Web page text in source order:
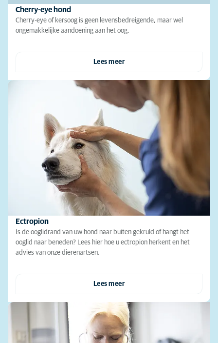
Cherry-eye hond
Cherry-eye of kersoog is geen levensbedreigende, maar wel
ongemakkelijke aandoening aan het oog.
Lees meer
Ectropion
Is de ooglidrand van uw hond naar buiten gekruld of hangt het
ooglid naar beneden? Lees hier hoe u ectropion herkent en het
advies van onze dierenartsen.
Lees meer